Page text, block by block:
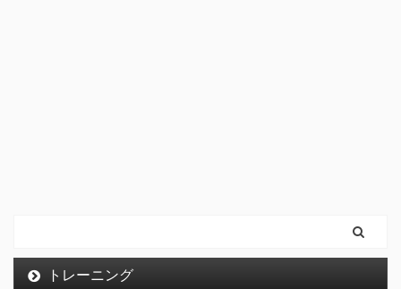
トレーニング